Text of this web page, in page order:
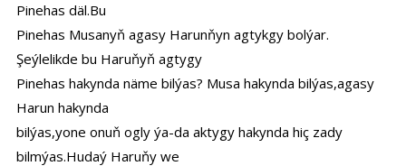
Pinehas däl.Bu
Pinehas Musanyň agasy Harunňyn agtykgy bolýar.
Şeýlelikde bu Haruňyň agtygy
Pinehas hakynda näme bilýas? Musa hakynda bilýas,agasy
Harun hakynda
bilýas,yone onuň ogly ýa-da aktygy hakynda hiç zady
bilmýas.Hudaý Haruňy we